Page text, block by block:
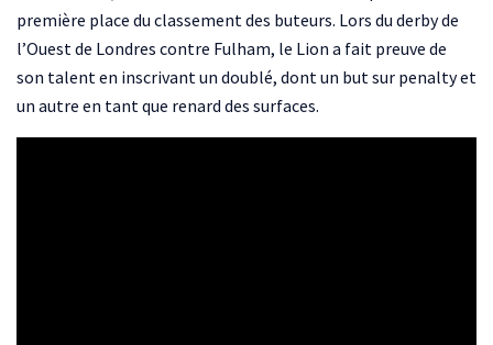
première place du classement des buteurs. Lors du derby de
l’Ouest de Londres contre Fulham, le Lion a fait preuve de
son talent en inscrivant un doublé, dont un but sur penalty et
un autre en tant que renard des surfaces.